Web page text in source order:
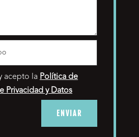
acepto la Política de
Privacidad y Datos
ENVIAR